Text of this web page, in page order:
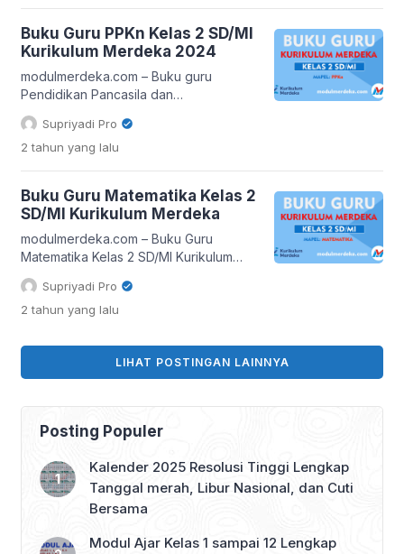
dasar, memahami pentingnya gaya
hidup sehat, dan membangun sikap
positif terhadap aktivitas fisik. Buku
Guru PJOK Kelas 2 SD/MI berperan
sebagai panduan penting bagi para
pengajar […]
Buku Guru PPKn Kelas 2 SD/MI
Kurikulum Merdeka 2024
modulmerdeka.com – Buku guru
Pendidikan Pancasila dan
Kewarganegaraan (PPKn) untuk kelas
2 SD/MI merupakan sumber daya yang
tak ternilai bagi para pendidik. Buku ini
dalam menyampaikan materi PPKn
secara efektif dan menyenangkan bagi
siswa. Manfaat Buku Guru PPKn Kelas 2
SD/MI Pentingnya Buku Guru dalam
Pembelajaran PPKn Buku […]
Supriyadi Pro
2 tahun yang lalu
Buku Guru Matematika Kelas 2
SD/MI Kurikulum Merdeka
modulmerdeka.com – Buku Guru
Matematika Kelas 2 SD/MI Kurikulum
Merdeka hadir dengan pendekatan
yang inovatif dan menyenangkan,
membuat siswa tak lagi merasa
satu keunikan yang paling menonjol
dari buku ini adalah penggunaan
karakter monster angka yang lucu dan
petualangan belajar matematika,
Supriyadi Pro
2 tahun yang lalu
LIHAT POSTINGAN LAINNYA
Posting Populer
Kalender 2025 Resolusi Tinggi Lengkap
Tanggal merah, Libur Nasional, dan Cuti
Bersama
Modul Ajar Kelas 1 sampai 12 Lengkap